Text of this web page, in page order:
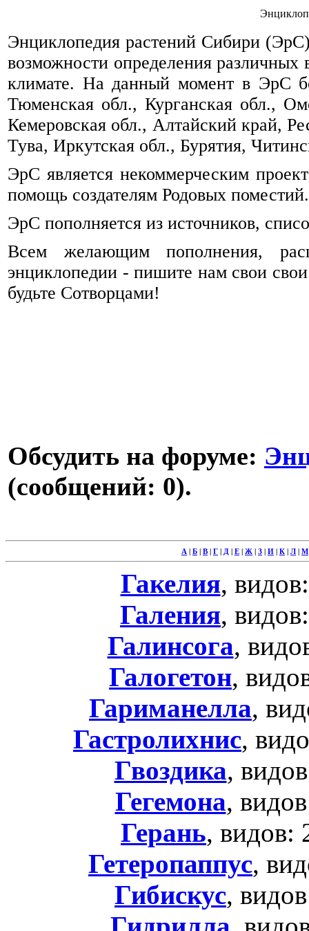
Энциклопедия растений Сибири (ЭрС)
возможности определения
климате. На данный момент в ЭрС
Тюменская обл., Курганская обл.,
Кемеровская обл., Алтайский край,
Тува, Иркутская обл., Бурятия,
ЭрС является некоммерческим
помощь создателям Родовых поместий.
ЭрС пополняется из источников,
Всем желающим пополнения,
энциклопедии - пишите нам свои
будьте Сотворцами!
Обсудить на форуме:
(сообщений: 0).
А | Б | В | Г | Д | Е | Ж | З | И | К | Л | М
Гакелия,
Галения,
Галинсога,
Галогетон,
Гариманелла,
Гастролихнис,
Гвоздика,
Гегемона,
Герань, видов:
Гетеропаппус,
Гибискус,